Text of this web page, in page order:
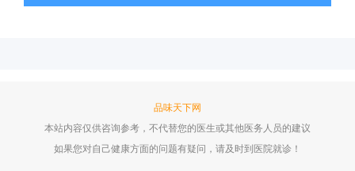
品味天下网
本站内容仅供咨询参考，不代替您的医生或其他医务人员的建议
如果您对自己健康方面的问题有疑问，请及时到医院就诊！